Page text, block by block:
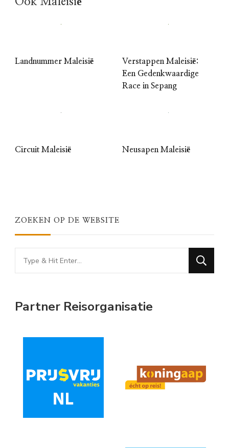
Landnummer Maleisië
Verstappen Maleisië:
Een Gedenkwaardige
Race in Sepang
Circuit Maleisië Neusapen Maleisië
ZOEKEN OP DE WEBSITE
Looking
for
Partner Reisorganisatie